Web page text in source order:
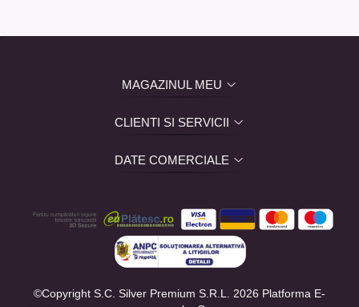
MAGAZINUL MEU
CLIENTI SI SERVICII
DATE COMERCIALE
©Copyright S.C. Silver Premium S.R.L. 2026 Platforma E-